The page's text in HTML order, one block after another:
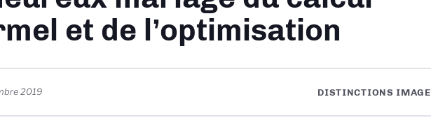
et de l’optimisation
2019 DISTINCTIONS IMAGE